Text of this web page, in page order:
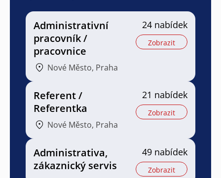
Administrativní
pracovník /
pracovnice
Nové Město, Praha
24 nabídek
Zobrazit
Referent /
Referentka
Nové Město, Praha
21 nabídek
Zobrazit
Administrativa,
zákaznický servis
49 nabídek
Zobrazit